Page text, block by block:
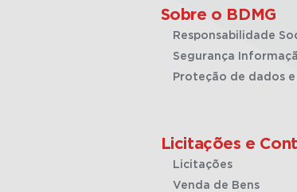
Sobre o BDMG
Responsabilidade
Segurança
Proteção de dados
Licitações e
Licitações
Venda de Bens